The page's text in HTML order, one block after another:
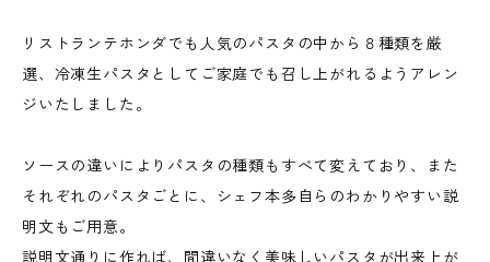
リストランテホンダでも人気のパスタの中から８種類を厳
選、冷凍生パスタとしてご家庭でも召し上がれるようアレン
ジいたしました。
ソースの違いによりパスタの種類もすべて変えており、また
それぞれのパスタごとに、シェフ本多自らのわかりやすい説
明文もご用意。
説明文通りに作れば、間違いなく美味しいパスタが出来上が